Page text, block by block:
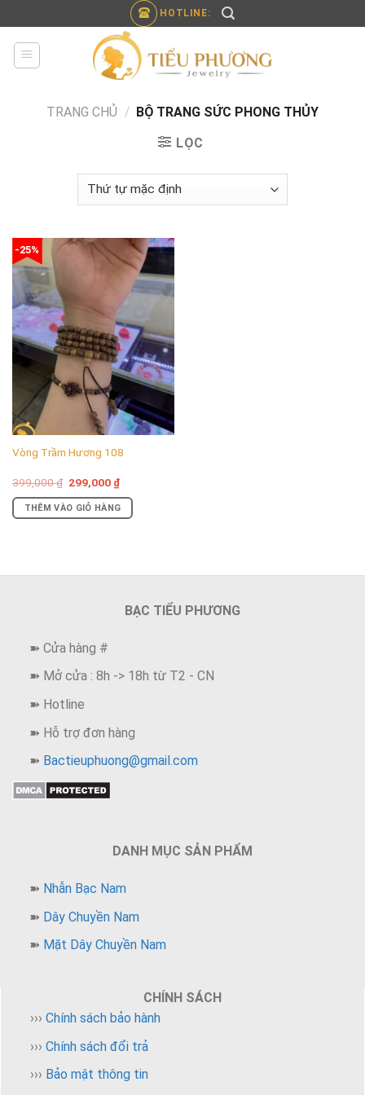
to
content
HOTLINE:
TRANG CHỦ / BỘ TRANG SỨC PHONG THỦY
LỌC
-25%
Vòng Trầm Hương 108
399,000₫ Giá
là:
399,000 ₫.
299,000 ₫Giá
hiện
tại
là:
THÊM VÀO GIỎ HÀNG
BẠC TIỂU PHƯƠNG
➽ Cửa hàng #
➽ Mở cửa : 8h -> 18h từ T2 - CN
➽ Hotline
➽ Hỗ trợ đơn hàng
➽ Bactieuphuong@gmail.com
DANH MỤC SẢN PHẨM
➽ Nhẫn Bạc Nam
➽ Dây Chuyền Nam
➽ Mặt Dây Chuyền Nam
CHÍNH SÁCH
››› Chính sách bảo hành
››› Chính sách đổi trả
››› Bảo mật thông tin